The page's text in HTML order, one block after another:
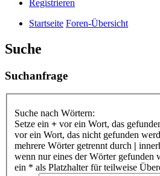
Registrieren
Startseite Foren-Übersicht
Suche
Suchanfrage
Suche nach Wörtern:
Setze ein + vor ein Wort, das
vor ein Wort, das nicht gefunden
mehrere Wörter getrennt durch |
wenn nur eines der Wörter gefunden
ein * als Platzhalter für teilweise